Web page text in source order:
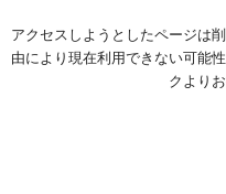
アクセスしようとしたページは
由により現在利用できない可能
クより